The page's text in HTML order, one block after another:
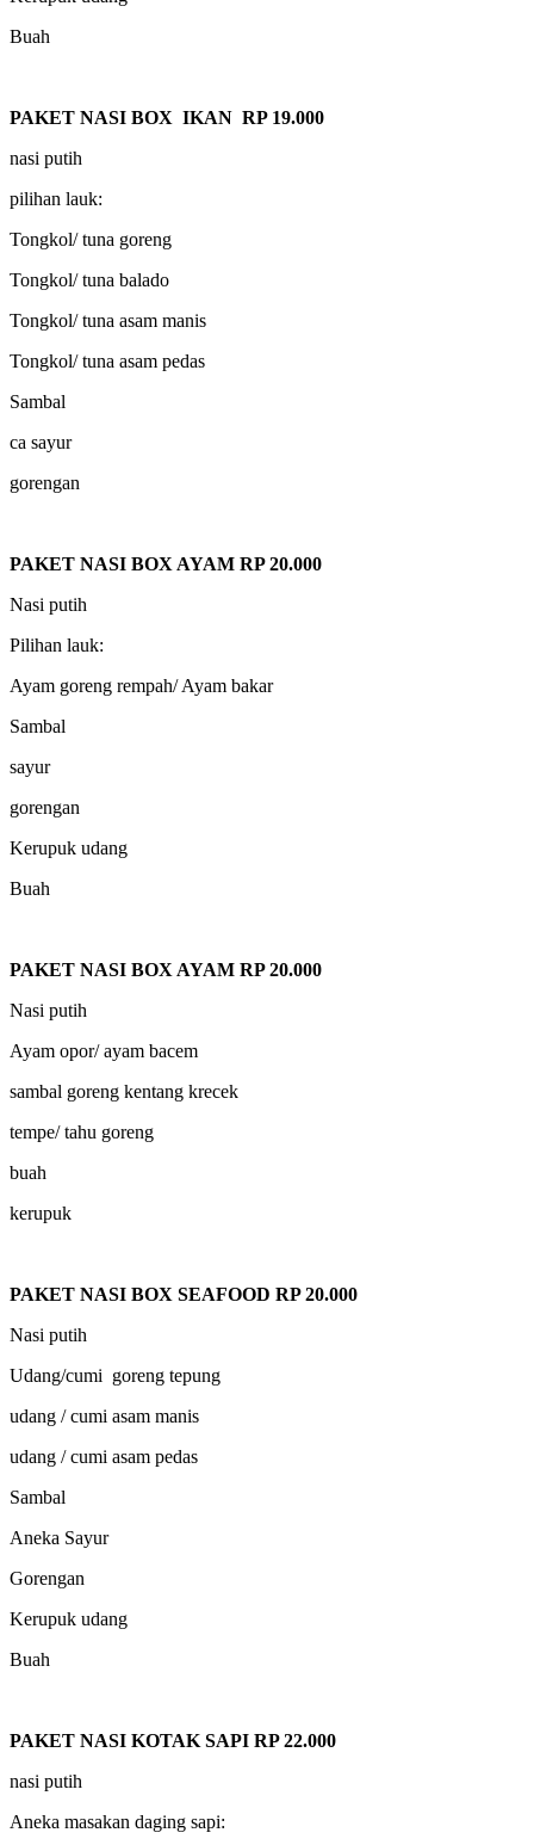
Buah
PAKET NASI BOX IKAN RP 19.000
nasi putih
pilihan lauk:
Tongkol/ tuna goreng
Tongkol/ tuna balado
Tongkol/ tuna asam manis
Tongkol/ tuna asam pedas
Sambal
ca sayur
gorengan
PAKET NASI BOX AYAM RP 20.000
Nasi putih
Pilihan lauk:
Ayam goreng rempah/ Ayam bakar
Sambal
sayur
gorengan
Kerupuk udang
Buah
PAKET NASI BOX AYAM RP 20.000
Nasi putih
Ayam opor/ ayam bacem
sambal goreng kentang krecek
tempe/ tahu goreng
buah
kerupuk
PAKET NASI BOX SEAFOOD RP 20.000
Nasi putih
Udang/cumi goreng tepung
udang / cumi asam manis
udang / cumi asam pedas
Sambal
Aneka Sayur
Gorengan
Kerupuk udang
Buah
PAKET NASI KOTAK SAPI RP 22.000
nasi putih
Aneka masakan daging sapi: